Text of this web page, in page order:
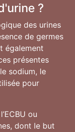
?
des urines
de germes
également
présentes
sodium, le
pour
ou
dont le but